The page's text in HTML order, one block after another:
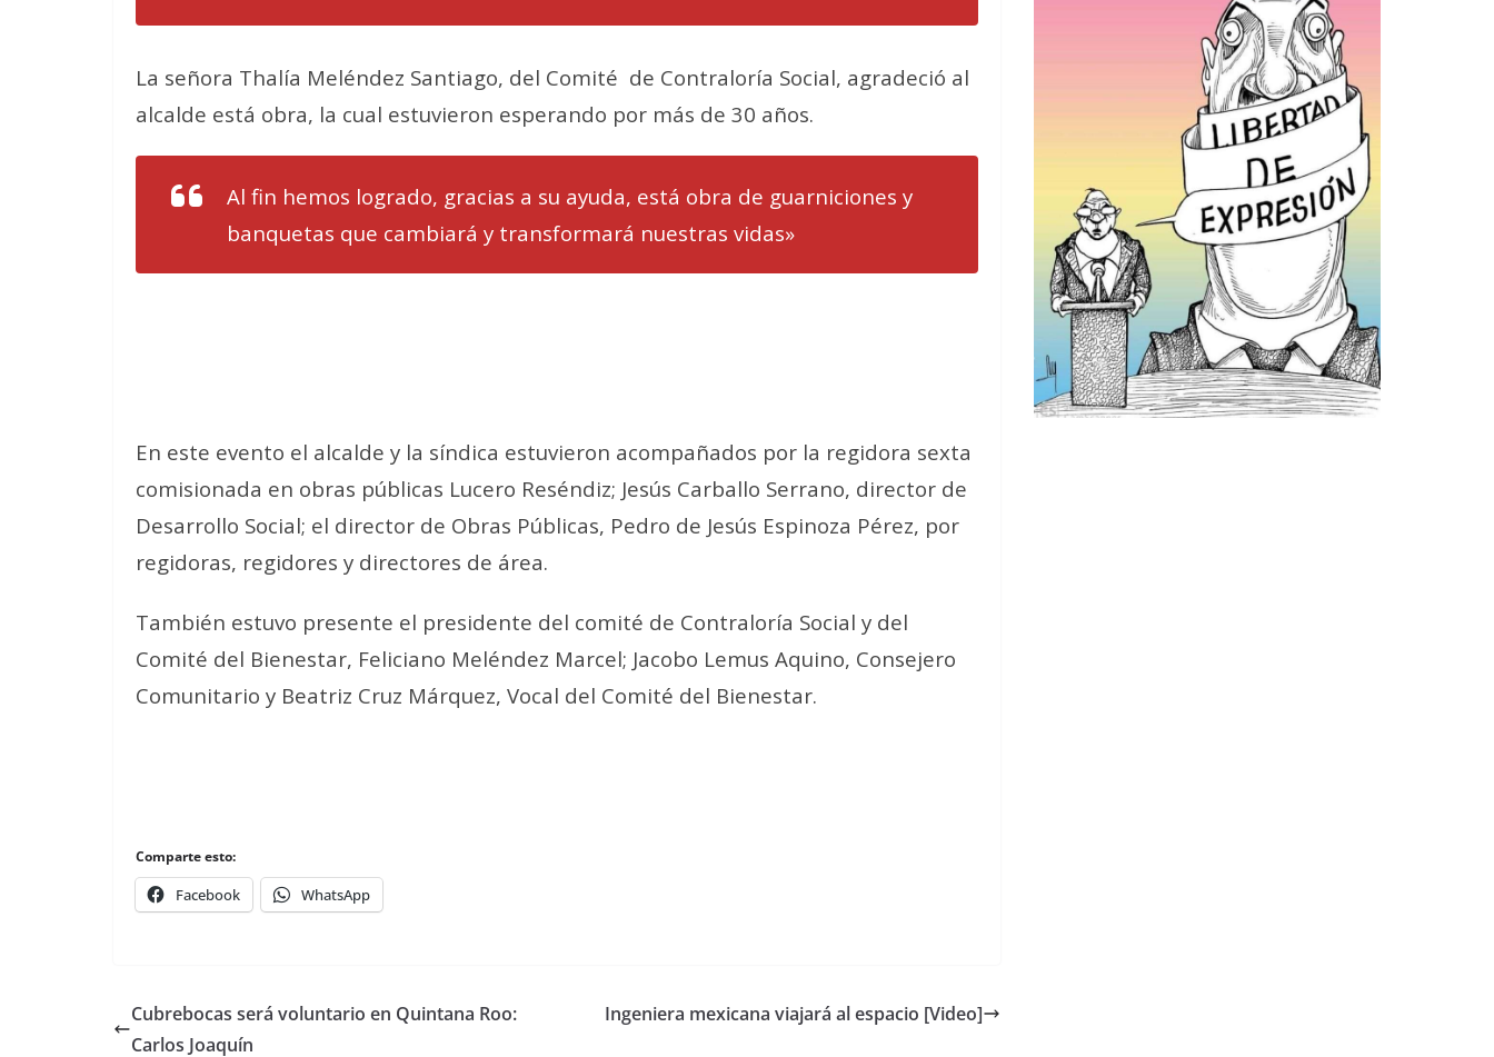
La señora Thalía Meléndez Santiago, del Comité de Contraloría Social, agradeció al
alcalde está obra, la cual estuvieron esperando por más de 30 años.
Al fin hemos logrado, gracias a su ayuda, está obra de guarniciones y
banquetas que cambiará y transformará nuestras vidas»
En este evento el alcalde y la síndica estuvieron acompañados por la regidora sexta
comisionada en obras públicas Lucero Reséndiz; Jesús Carballo Serrano, director de
Desarrollo Social; el director de Obras Públicas, Pedro de Jesús Espinoza Pérez, por
regidoras, regidores y directores de área.
También estuvo presente el presidente del comité de Contraloría Social y del
Comité del Bienestar, Feliciano Meléndez Marcel; Jacobo Lemus Aquino, Consejero
Comunitario y Beatriz Cruz Márquez, Vocal del Comité del Bienestar.
Comparte esto:
Facebook WhatsApp
Cubrebocas será voluntario en Quintana Roo:
Carlos Joaquín
Ingeniera mexicana viajará al espacio [Video]